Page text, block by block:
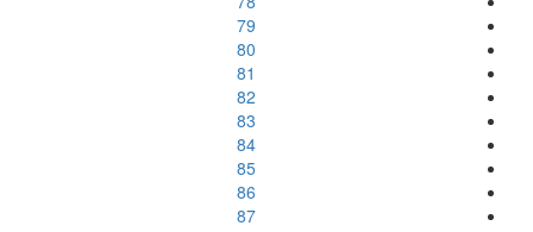
79
80
81
82
83
84
85
86
87